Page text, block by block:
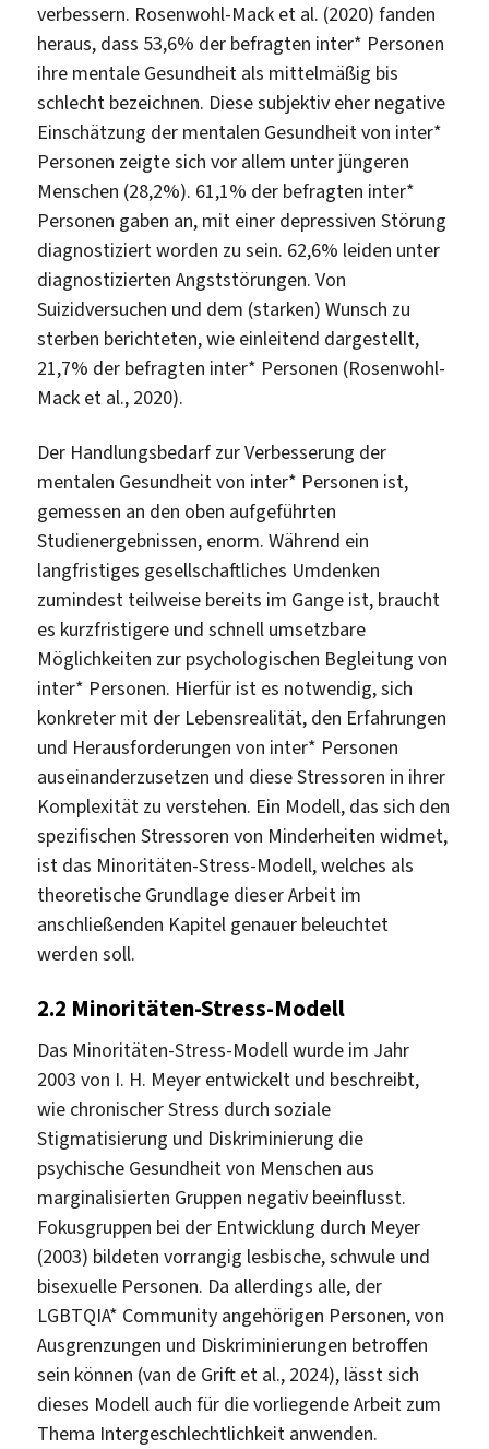
verbessern. Rosenwohl-Mack et al. (2020) fanden
heraus, dass 53,6% der befragten inter* Personen
ihre mentale Gesundheit als mittelmäßig bis
schlecht bezeichnen. Diese subjektiv eher negative
Einschätzung der mentalen Gesundheit von inter*
Personen zeigte sich vor allem unter jüngeren
Menschen (28,2%). 61,1% der befragten inter*
Personen gaben an, mit einer depressiven Störung
diagnostiziert worden zu sein. 62,6% leiden unter
diagnostizierten Angststörungen. Von
Suizidversuchen und dem (starken) Wunsch zu
sterben berichteten, wie einleitend dargestellt,
21,7% der befragten inter* Personen (Rosenwohl-
Mack et al., 2020).
Der Handlungsbedarf zur Verbesserung der
mentalen Gesundheit von inter* Personen ist,
gemessen an den oben aufgeführten
Studienergebnissen, enorm. Während ein
langfristiges gesellschaftliches Umdenken
zumindest teilweise bereits im Gange ist, braucht
es kurzfristigere und schnell umsetzbare
Möglichkeiten zur psychologischen Begleitung von
inter* Personen. Hierfür ist es notwendig, sich
konkreter mit der Lebensrealität, den Erfahrungen
und Herausforderungen von inter* Personen
auseinanderzusetzen und diese Stressoren in ihrer
Komplexität zu verstehen. Ein Modell, das sich den
spezifischen Stressoren von Minderheiten widmet,
ist das Minoritäten-Stress-Modell, welches als
theoretische Grundlage dieser Arbeit im
anschließenden Kapitel genauer beleuchtet
werden soll.
2.2 Minoritäten-Stress-Modell
Das Minoritäten-Stress-Modell wurde im Jahr
2003 von I. H. Meyer entwickelt und beschreibt,
wie chronischer Stress durch soziale
Stigmatisierung und Diskriminierung die
psychische Gesundheit von Menschen aus
marginalisierten Gruppen negativ beeinflusst.
Fokusgruppen bei der Entwicklung durch Meyer
(2003) bildeten vorrangig lesbische, schwule und
bisexuelle Personen. Da allerdings alle, der
LGBTQIA* Community angehörigen Personen, von
Ausgrenzungen und Diskriminierungen betroffen
sein können (van de Grift et al., 2024), lässt sich
dieses Modell auch für die vorliegende Arbeit zum
Thema Intergeschlechtlichkeit anwenden.